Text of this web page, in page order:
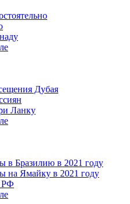
Дубая
Ланку
в Бразилию в 2021 году
на Ямайку в 2021 году
РФ